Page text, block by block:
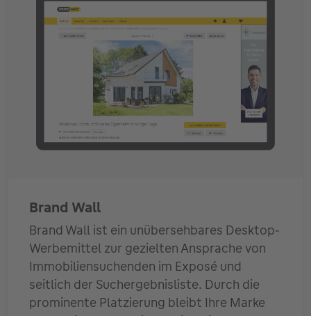
Brand Wall
Brand Wall ist ein unübersehbares Desktop-
Werbemittel zur gezielten Ansprache von
Immobiliensuchenden im Exposé und
seitlich der Suchergebnisliste. Durch die
prominente Platzierung bleibt Ihre Marke